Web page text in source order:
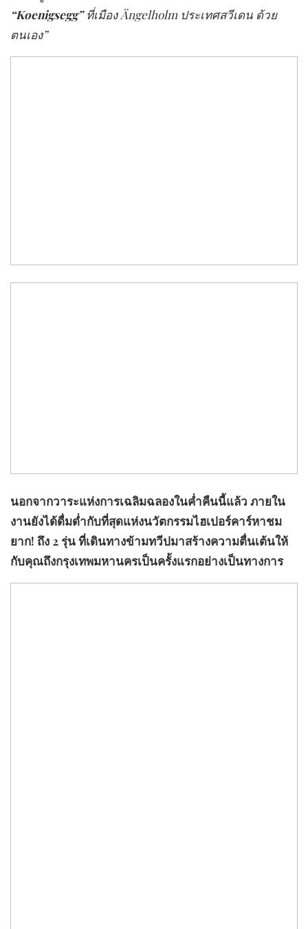
“Koenigsegg”ที่เมืองÄngelholm ประเทศสวีเดน ด้วย
ตนเอง”
นอกจากวาระแห่งการเฉลิมฉลองในค่ำคืนนี้แล้ว ภายใน
งานยังได้ดื่มด่ำกับที่สุดแห่งนวัตกรรมไฮเปอร์คาร์หาชม
ยาก! ถึง 2 รุ่น ที่เดินทางข้ามทวีปมาสร้างความตื่นเต้นให้
กับคุณถึงกรุงเทพมหานครเป็นครั้งแรกอย่างเป็นทางการ